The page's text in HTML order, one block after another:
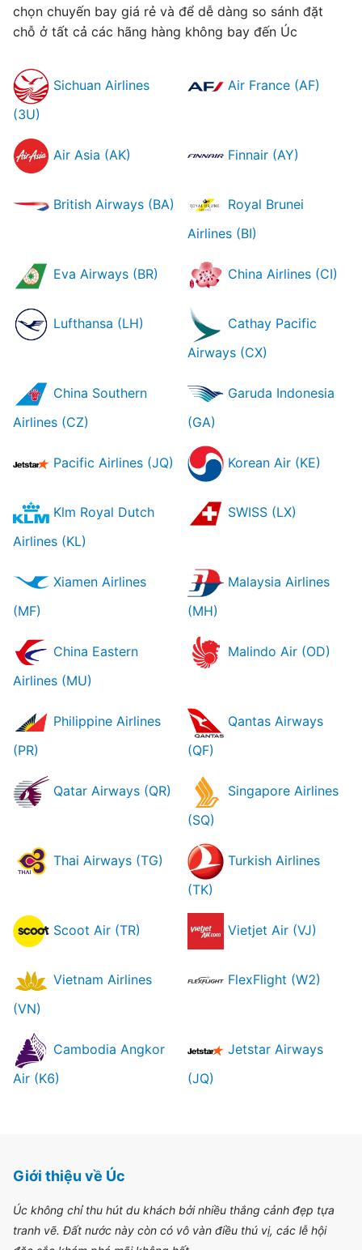
chọn chuyến bay giá rẻ và để dễ dàng so sánh đặt
chỗ ở tất cả các hãng hàng không bay đến Úc
Sichuan Airlines
(3U)
Air France (AF)
Air Asia (AK) Finnair (AY)
British Airways (BA)
Royal Brunei
Airlines (BI)
Eva Airways (BR) China Airlines (CI)
Lufthansa (LH)
Cathay Pacific
Airways (CX)
China Southern
Airlines (CZ)
Garuda Indonesia
(GA)
Pacific Airlines (JQ) Korean Air (KE)
Klm Royal Dutch
Airlines (KL)
SWISS (LX)
Xiamen Airlines
(MF)
Malaysia Airlines
(MH)
China Eastern
Airlines (MU)
Malindo Air (OD)
Philippine Airlines
(PR)
Qantas Airways
(QF)
Qatar Airways (QR)
Singapore Airlines
(SQ)
Thai Airways (TG)
Turkish Airlines
(TK)
Scoot Air (TR) Vietjet Air (VJ)
Vietnam Airlines
(VN)
FlexFlight (W2)
Cambodia Angkor
Air (K6)
Jetstar Airways
(JQ)
Giới thiệu về Úc
Úc không chỉ thu hút du khách bởi nhiều thắng cảnh đẹp tựa
tranh vẽ. Đất nước này còn có vô vàn điều thú vị, các lễ hội